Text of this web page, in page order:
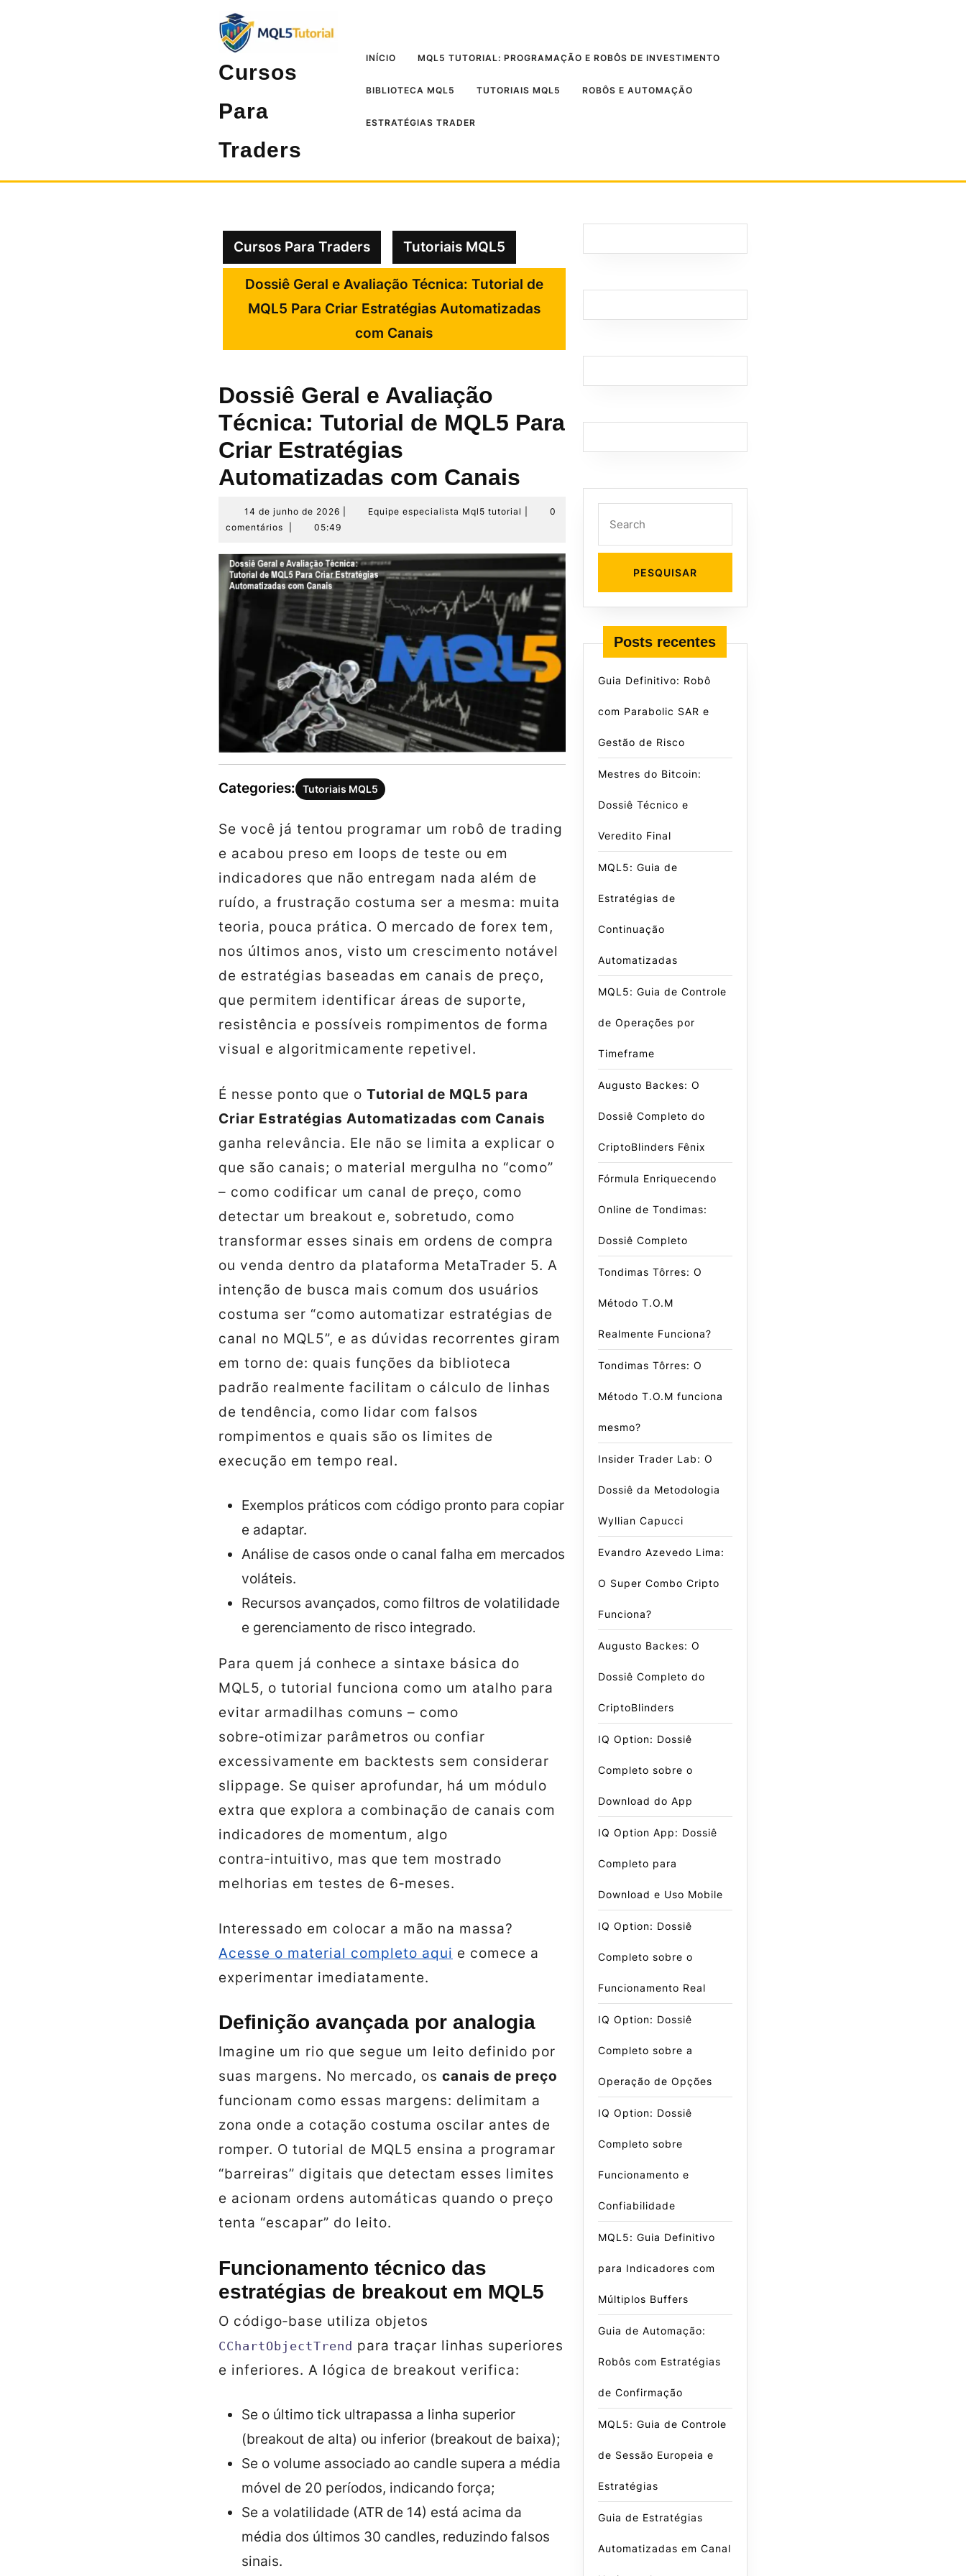
Cursos
Para
Traders
INÍCIO MQL5 TUTORIAL: PROGRAMAÇÃO E ROBÔS DE INVESTIMENTO
BIBLIOTECA MQL5 TUTORIAIS MQL5 ROBÔS E AUTOMAÇÃO
ESTRATÉGIAS TRADER
Cursos Para Traders Tutoriais MQL5
Dossiê Geral e Avaliação Técnica: Tutorial de
MQL5 Para Criar Estratégias Automatizadas
com Canais
Dossiê Geral e Avaliação
Técnica: Tutorial de MQL5 Para
Criar Estratégias
Automatizadas com Canais
14 de junho de 2026
de
2026
Equipe especialista Mql5 tutorial
Equipe
tutorial
0
comentários
05:49
Categories: Tutoriais MQL5
Se você já tentou programar um robô de trading
e acabou preso em loops de teste ou em
indicadores que não entregam nada além de
ruído, a frustração costuma ser a mesma: muita
teoria, pouca prática. O mercado de forex tem,
nos últimos anos, visto um crescimento notável
de estratégias baseadas em canais de preço,
que permitem identificar áreas de suporte,
resistência e possíveis rompimentos de forma
visual e algoritmicamente repeti­vel.
É nesse ponto que o Tutorial de MQL5 para
Criar Estratégias Automatizadas com Canais
ganha relevância. Ele não se limita a explicar o
que são canais; o material mergulha no “como”
– como codificar um canal de preço, como
detectar um breakout e, sobretudo, como
transformar esses sinais em ordens de compra
ou venda dentro da plataforma MetaTrader 5. A
intenção de busca mais comum dos usuários
costuma ser “como automatizar estratégias de
canal no MQL5”, e as dúvidas recorrentes giram
em torno de: quais funções da biblioteca
padrão realmente facilitam o cálculo de linhas
de tendência, como lidar com falsos
rompimentos e quais são os limites de
execução em tempo real.
Exemplos práticos com código pronto para copiar
e adaptar.
Análise de casos onde o canal falha em mercados
voláteis.
Recursos avançados, como filtros de volatilidade
e gerenciamento de risco integrado.
Para quem já conhece a sintaxe básica do
MQL5, o tutorial funciona como um atalho para
evitar armadilhas comuns – como
sobre‑otimizar parâmetros ou confiar
excessivamente em backtests sem considerar
slippage. Se quiser aprofundar, há um módulo
extra que explora a combinação de canais com
indicadores de momentum, algo
contra‑intuitivo, mas que tem mostrado
melhorias em testes de 6‑meses.
Interessado em colocar a mão na massa?
Acesse o material completo aqui e comece a
experimentar imediatamente.
Definição avançada por analogia
Imagine um rio que segue um leito definido por
suas margens. No mercado, os canais de preço
funcionam como essas margens: delimitam a
zona onde a cotação costuma oscilar antes de
romper. O tutorial de MQL5 ensina a programar
“barreiras” digitais que detectam esses limites
e acionam ordens automáticas quando o preço
tenta “escapar” do leito.
Funcionamento técnico das
estratégias de breakout em MQL5
O código‑base utiliza objetos
CChartObjectTrend para traçar linhas superiores
e inferiores. A lógica de breakout verifica:
Se o último tick ultrapassa a linha superior
(breakout de alta) ou inferior (breakout de baixa);
Se o volume associado ao candle supera a média
móvel de 20 períodos, indicando força;
Se a volatilidade (ATR de 14) está acima da
média dos últimos 30 candles, reduzindo falsos
sinais.
Posts recentes
Guia Definitivo: Robô
com Parabolic SAR e
Gestão de Risco
Mestres do Bitcoin:
Dossiê Técnico e
Veredito Final
MQL5: Guia de
Estratégias de
Continuação
Automatizadas
MQL5: Guia de Controle
de Operações por
Timeframe
Augusto Backes: O
Dossiê Completo do
CriptoBlinders Fênix
Fórmula Enriquecendo
Online de Tondimas:
Dossiê Completo
Tondimas Tôrres: O
Método T.O.M
Realmente Funciona?
Tondimas Tôrres: O
Método T.O.M funciona
mesmo?
Insider Trader Lab: O
Dossiê da Metodologia
Wyllian Capucci
Evandro Azevedo Lima:
O Super Combo Cripto
Funciona?
Augusto Backes: O
Dossiê Completo do
CriptoBlinders
IQ Option: Dossiê
Completo sobre o
Download do App
IQ Option App: Dossiê
Completo para
Download e Uso Mobile
IQ Option: Dossiê
Completo sobre o
Funcionamento Real
IQ Option: Dossiê
Completo sobre a
Operação de Opções
IQ Option: Dossiê
Completo sobre
Funcionamento e
Confiabilidade
MQL5: Guia Definitivo
para Indicadores com
Múltiplos Buffers
Guia de Automação:
Robôs com Estratégias
de Confirmação
MQL5: Guia de Controle
de Sessão Europeia e
Estratégias
Guia de Estratégias
Automatizadas em Canal